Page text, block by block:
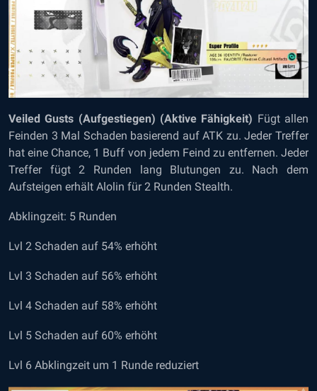
Veiled Gusts (Aufgestiegen) (Aktive Fähigkeit) Fügt allen
Feinden 3 Mal Schaden basierend auf ATK zu. Jeder Treffer
hat eine Chance, 1 Buff von jedem Feind zu entfernen. Jeder
Treffer fügt 2 Runden lang Blutungen zu. Nach dem
Aufsteigen erhält Alolin für 2 Runden Stealth.
Abklingzeit: 5 Runden
Lvl 2 Schaden auf 54% erhöht
Lvl 3 Schaden auf 56% erhöht
Lvl 4 Schaden auf 58% erhöht
Lvl 5 Schaden auf 60% erhöht
Lvl 6 Abklingzeit um 1 Runde reduziert